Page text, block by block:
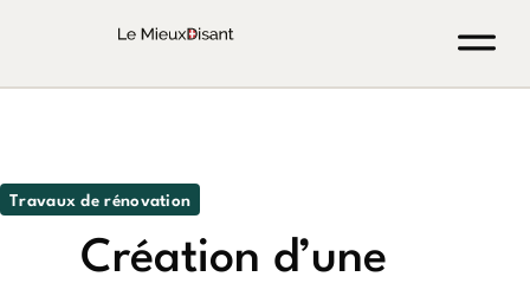
Travaux de rénovation
Création d’une